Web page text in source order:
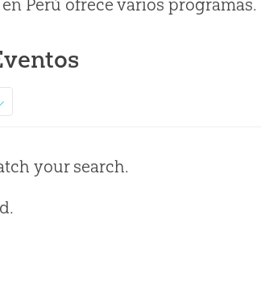
Perú ofrece varios programas.
your search.